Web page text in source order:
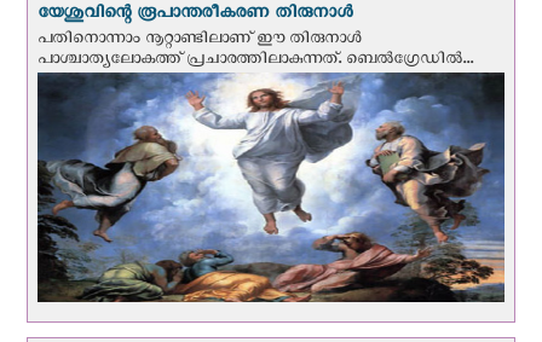
യേശുവിന്റെ രൂപാന്തരീകരണ തിരുനാള്‍
പതിനൊന്നാം നൂറ്റാണ്ടിലാണ് ഈ തിരുനാള്‍
പാശ്ചാത്യലോകത്ത് പ്രചാരത്തിലാകുന്നത്. ബെല്‍ഗ്രേഡില്‍...